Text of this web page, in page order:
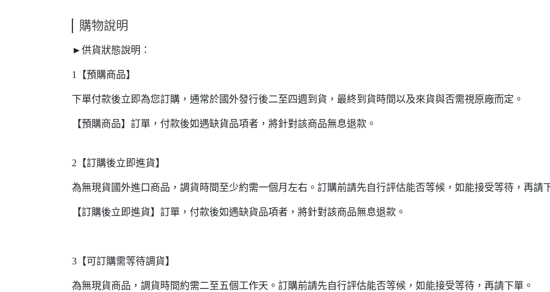
購物說明
►供貨狀態說明：
1【預購商品】
下單付款後立即為您訂購，通常於國外發行後二至四週到貨，最終到貨時間以及來貨與否需視原廠而定。
【預購商品】訂單，付款後如遇缺貨品項者，將針對該商品無息退款。
2【訂購後立即進貨】
為無現貨國外進口商品，調貨時間至少約需一個月左右。訂購前請先自行評估能否等候，如能接受等待，再請
【訂購後立即進貨】訂單，付款後如遇缺貨品項者，將針對該商品無息退款。
3【可訂購需等待調貨】
為無現貨商品，調貨時間約需二至五個工作天。訂購前請先自行評估能否等候，如能接受等待，再請下單。